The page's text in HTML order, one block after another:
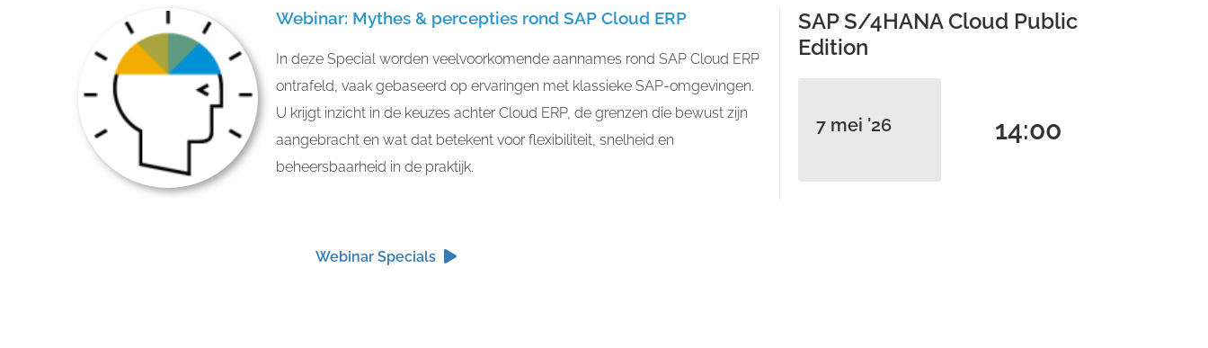
Webinar: Mythes & percepties rond SAP Cloud ERP
In deze Special worden veelvoorkomende aannames rond SAP Cloud ERP
ontrafeld, vaak gebaseerd op ervaringen met klassieke SAP-omgevingen.
U krijgt inzicht in de keuzes achter Cloud ERP, de grenzen die bewust zijn
aangebracht en wat dat betekent voor flexibiliteit, snelheid en
beheersbaarheid in de praktijk.
Webinar Specials
SAP S/4HANA Cloud Public
Edition
7 mei '26 14:00